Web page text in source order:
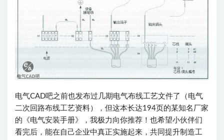
电气CAD吧之前也发布过几期电气布线工艺文件了（ 电气
二次回路布线工艺资料），但这本长达194页的某知名厂家
的《电气安装手册》，我极力向你推荐！也希望小伙伴们
看完后，能在自己企业中真正实施起来，共同提升制造工